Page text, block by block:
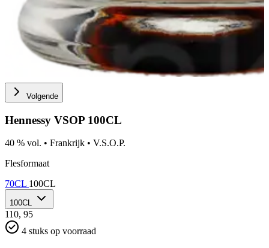
Volgende
Hennessy VSOP 100CL
40 % vol. • Frankrijk • V.S.O.P.
Flesformaat
70CL 100CL
100CL
110, 95
4 stuks op voorraad